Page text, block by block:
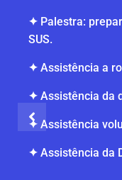
✦ Palestra:
SUS.
✦ Assistência a
✦ Assistência da
✦ Assistência
✦ Assistência da